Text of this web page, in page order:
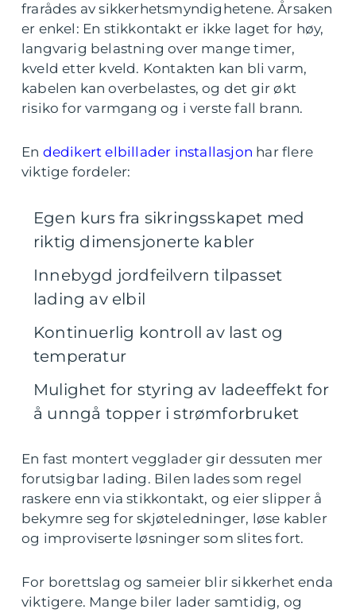
frarådes av sikkerhetsmyndighetene. Årsaken
er enkel: En stikkontakt er ikke laget for høy,
langvarig belastning over mange timer,
kveld etter kveld. Kontakten kan bli varm,
kabelen kan overbelastes, og det gir økt
risiko for varmgang og i verste fall brann.
En dedikert elbillader installasjon har flere
viktige fordeler:
Egen kurs fra sikringsskapet med
riktig dimensjonerte kabler
Innebygd jordfeilvern tilpasset
lading av elbil
Kontinuerlig kontroll av last og
temperatur
Mulighet for styring av ladeeffekt for
å unngå topper i strømforbruket
En fast montert vegglader gir dessuten mer
forutsigbar lading. Bilen lades som regel
raskere enn via stikkontakt, og eier slipper å
bekymre seg for skjøteledninger, løse kabler
og improviserte løsninger som slites fort.
For borettslag og sameier blir sikkerhet enda
viktigere. Mange biler lader samtidig, og